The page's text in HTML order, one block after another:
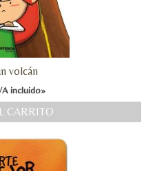
volcán
incluido»
CARRITO